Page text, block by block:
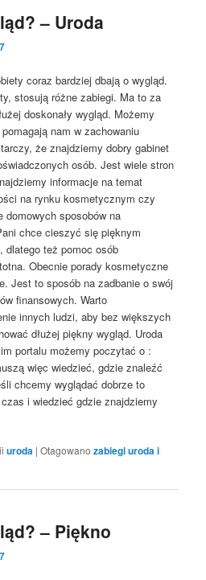
– Uroda
coraz bardziej dbają o wygląd.
stosują różne zabiegi. Ma to za
doskonały wygląd. Możemy
nam w zachowaniu
że znajdziemy dobry gabinet
osób. Jest wiele stron
informacje na temat
na rynku kosmetycznym czy
domowych sposobów na
chce cieszyć się pięknym
dlatego też pomoc osób
Obecnie porady kosmetyczne
Jest to sposób na zadbanie o swój
finansowych. Warto
innych ludzi, aby bez większych
dłużej piękny wygląd. Uroda
portalu możemy poczytać o :
więc wiedzieć, gdzie znaleźć
chcemy wyglądać dobrze to
i wiedzieć gdzie znajdziemy
uroda |Otagowano zabiegi uroda i
– Piękno